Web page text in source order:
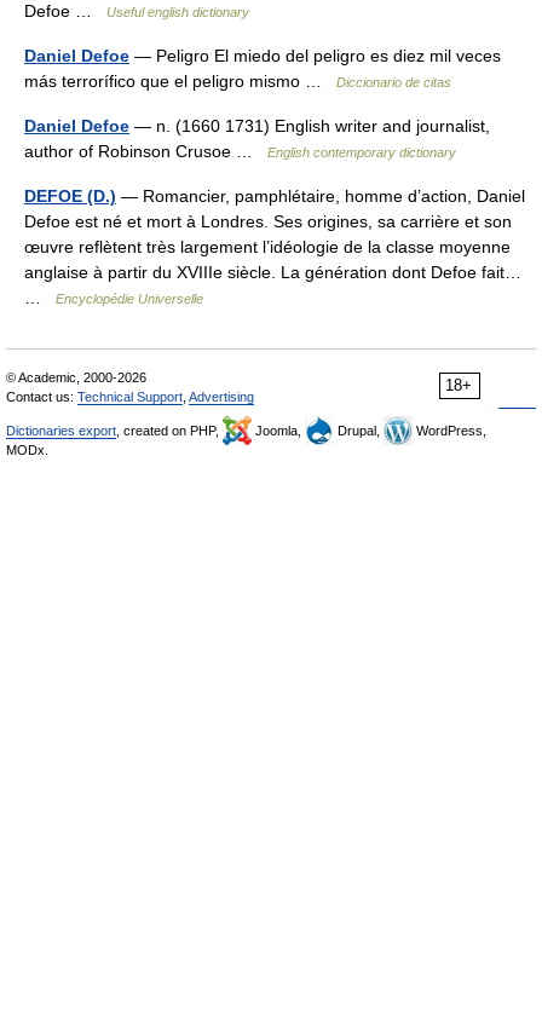
Defoe …
Useful english dictionary
Daniel Defoe — Peligro El miedo del peligro es diez mil veces
más terrorífico que el peligro mismo …
Diccionario de citas
Daniel Defoe — n. (1660 1731) English writer and journalist,
author of Robinson Crusoe …
English contemporary dictionary
DEFOE (D.) — Romancier, pamphlétaire, homme d’action, Daniel
Defoe est né et mort à Londres. Ses origines, sa carrière et son
œuvre reflètent très largement l’idéologie de la classe moyenne
anglaise à partir du XVIIIe siècle. La génération dont Defoe fait…
Encyclopédie Universelle
18+
© Academic, 2000-2026
Contact us: Technical Support Advertising
Dictionaries export , created on PHP, Joomla, Drupal,
WordPress,
MODx.